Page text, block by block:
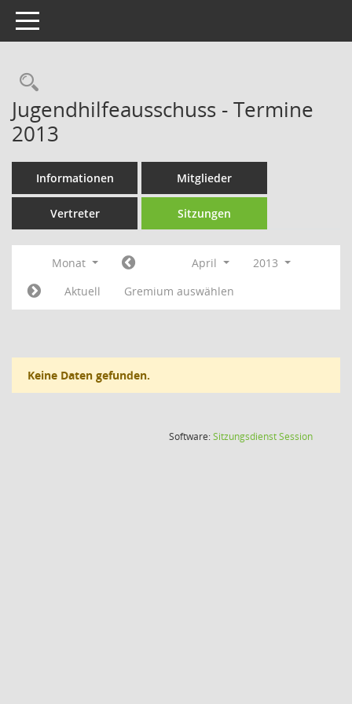
Toggle navigation
Rechercheauswahl
Jugendhilfeausschuss - Termine
2013
Informationen Mitglieder
Vertreter Sitzungen
Monat April
2013
Aktuell
Gremium auswählen
Keine Daten gefunden.
Software:SitzungsdienstSession(Wird in